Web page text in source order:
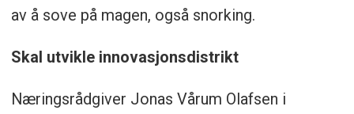
av å sove på magen, også snorking.
Skal utvikle innovasjonsdistrikt
Næringsrådgiver Jonas Vårum Olafsen i